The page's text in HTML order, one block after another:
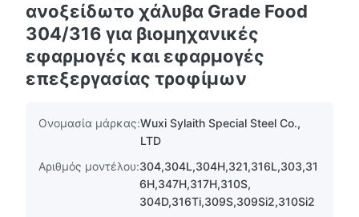
ανοξείδωτο χάλυβα Grade Food
304/316 για βιομηχανικές
εφαρμογές και εφαρμογές
επεξεργασίας τροφίμων
Ονομασία μάρκας:Wuxi Sylaith Special Steel Co.,
LTD
Αριθμός μοντέλου:304,304L,304H,321,316L,303,31
6H,347H,317H,310S,
304D,316Ti,309S,309Si2,310Si2